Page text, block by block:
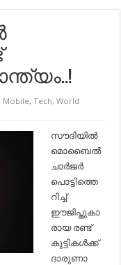
Mobile,Tech,World
സൗദിയില്‍
മൊബൈല്‍
ചാര്‍ജര്‍
പൊട്ടിത്തെ
റിച്ച്‌
ഈജിപ്തുകാ
രായ രണ്ട്
കുട്ടികള്‍ക്ക്
ദാരുണാ